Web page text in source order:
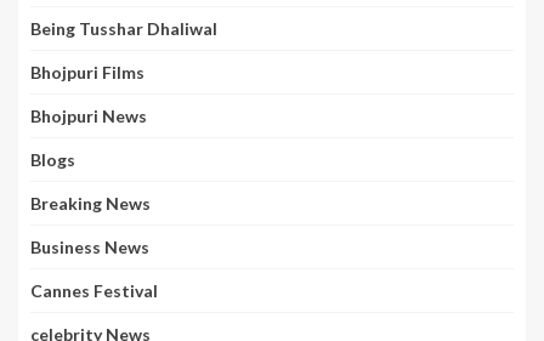
Being Tusshar Dhaliwal
Bhojpuri Films
Bhojpuri News
Blogs
Breaking News
Business News
Cannes Festival
celebrity News